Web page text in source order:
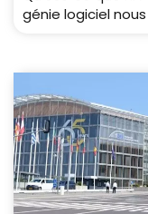
génie logiciel nous